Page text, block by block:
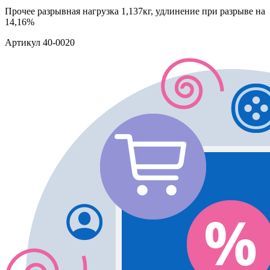
Прочее разрывная нагрузка 1,137кг, удлинение при разрыве на
14,16%
Артикул 40-0020